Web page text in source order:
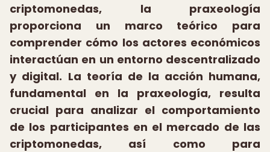
criptomonedas, la praxeología
proporciona un marco teórico para
comprender cómo los actores económicos
interactúan en un entorno descentralizado
y digital. La teoría de la acción humana,
fundamental en la praxeología, resulta
crucial para analizar el comportamiento
de los participantes en el mercado de las
criptomonedas, así como para